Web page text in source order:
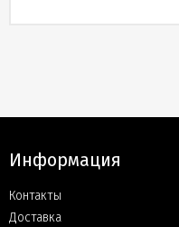
Информация
Контакты
Доставка